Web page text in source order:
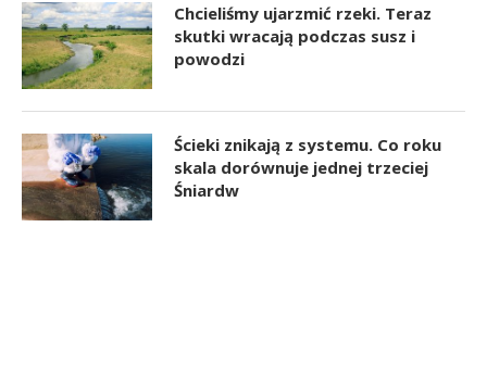
Chcieliśmy ujarzmić rzeki. Teraz
skutki wracają podczas susz i
powodzi
Ścieki znikają z systemu. Co roku
skala dorównuje jednej trzeciej
Śniardw